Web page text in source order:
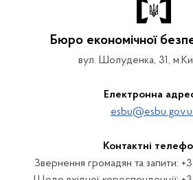
Бюро економічної
вул. Шолуденка, 31,
Електронна
Контактні
Звернення громадян та запити: